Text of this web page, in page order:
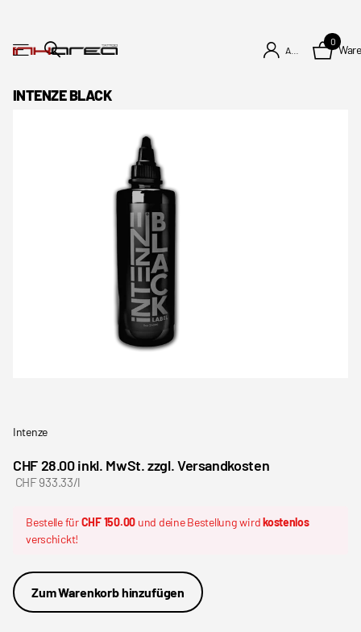
0
INTENZE BLACK
Intenze
CHF 28.00 inkl. MwSt. zzgl. Versandkosten
CHF 933.33/l
Bestelle fürCHF 150.00 und deine Bestellung wirdkostenlos
verschickt!
Zum Warenkorb hinzufügen